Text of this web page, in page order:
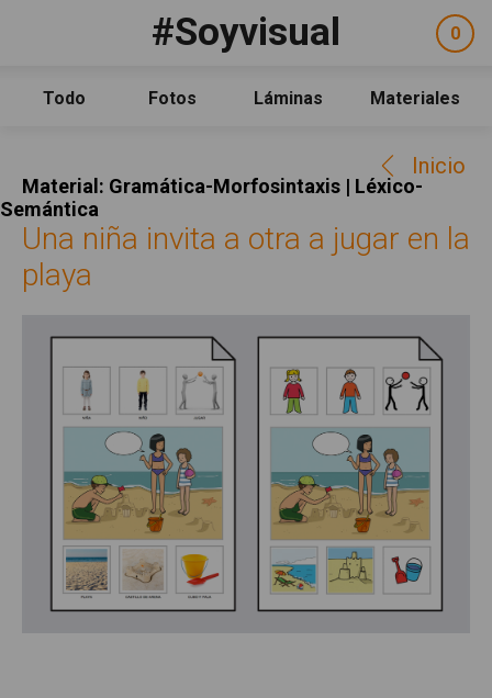
#Soyvisual
Todo
Fotos Láminas Materiales
0
Material: Gramática-Morfosintaxis | Léxico-
Semántica
Inicio
Una niña invita a otra a jugar en la
playa
FacebookYouTubeTwitter
Qué es #Soyvisual
Guía de uso
Contacto
Legal
Política de uso
Aviso Legal